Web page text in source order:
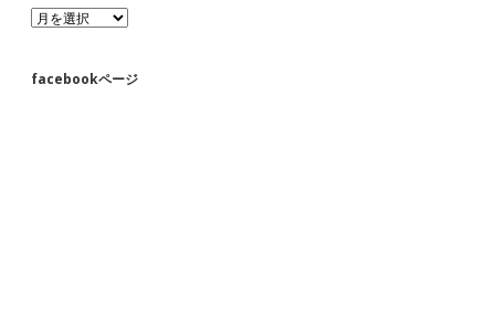
ア
ー
イ
facebookページ